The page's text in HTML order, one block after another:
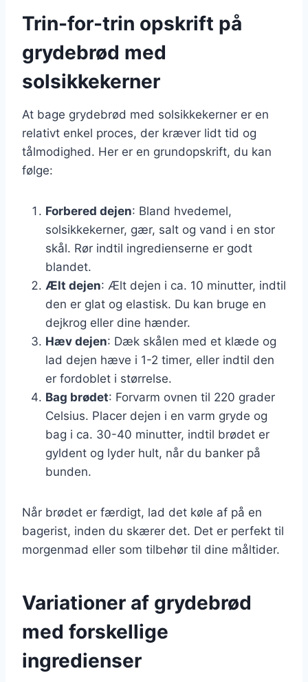
Trin-for-trin opskrift på
grydebrød med
solsikkekerner
At bage grydebrød med solsikkekerner er en
relativt enkel proces, der kræver lidt tid og
tålmodighed. Her er en grundopskrift, du kan
følge:
Forbered dejen: Bland hvedemel,
solsikkekerner, gær, salt og vand i en stor
skål. Rør indtil ingredienserne er godt
blandet.
Ælt dejen: Ælt dejen i ca. 10 minutter, indtil
den er glat og elastisk. Du kan bruge en
dejkrog eller dine hænder.
Hæv dejen: Dæk skålen med et klæde og
lad dejen hæve i 1-2 timer, eller indtil den
er fordoblet i størrelse.
Bag brødet: Forvarm ovnen til 220 grader
Celsius. Placer dejen i en varm gryde og
bag i ca. 30-40 minutter, indtil brødet er
gyldent og lyder hult, når du banker på
bunden.
Når brødet er færdigt, lad det køle af på en
bagerist, inden du skærer det. Det er perfekt til
morgenmad eller som tilbehør til dine måltider.
Variationer af grydebrød
med forskellige
ingredienser